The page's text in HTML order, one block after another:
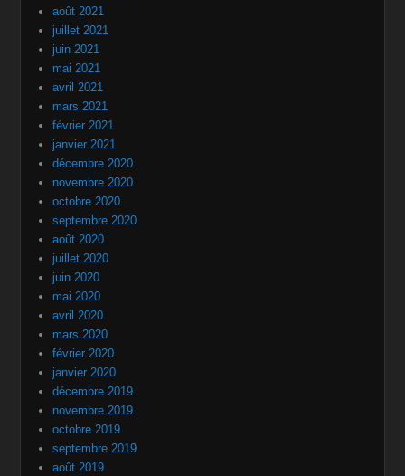
août 2021
juillet 2021
juin 2021
mai 2021
avril 2021
mars 2021
février 2021
janvier 2021
décembre 2020
novembre 2020
octobre 2020
septembre 2020
août 2020
juillet 2020
juin 2020
mai 2020
avril 2020
mars 2020
février 2020
janvier 2020
décembre 2019
novembre 2019
octobre 2019
septembre 2019
août 2019